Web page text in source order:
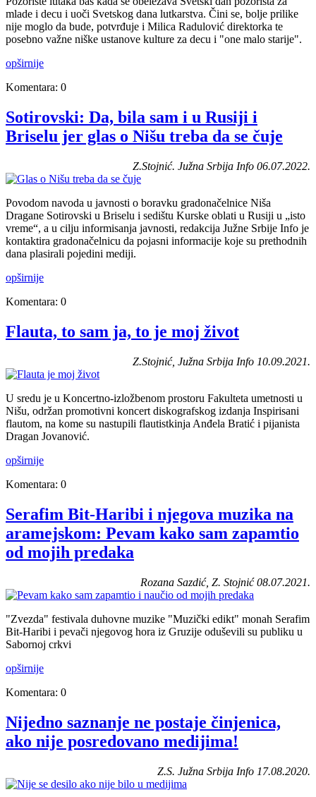
mlade i decu i uoči Svetskog dana lutkarstva. Čini se, bolje prilike
nije moglo da bude, potvrđuje i Milica Radulović direktorka te
posebno važne niške ustanove kulture za decu i "one malo starije".
opširnije
Komentara: 0
Sotirovski: Da, bila sam i u Rusiji i
Briselu jer glas o Nišu treba da se čuje
Z.Stojnić. Južna Srbija Info 06.07.2022.
Povodom navoda u javnosti o boravku gradonačelnice Niša
Dragane Sotirovski u Briselu i sedištu Kurske oblati u Rusiji u „isto
vreme“, a u cilju informisanja javnosti, redakcija Južne Srbije Info je
kontaktira gradonačelnicu da pojasni informacije koje su prethodnih
dana plasirali pojedini mediji.
opširnije
Komentara: 0
Flauta, to sam ja, to je moj život
Z.Stojnić, Južna Srbija Info 10.09.2021.
U sredu je u Koncertno-izložbenom prostoru Fakulteta umetnosti u
Nišu, održan promotivni koncert diskografskog izdanja Inspirisani
flautom, na kome su nastupili flautistkinja Anđela Bratić i pijanista
Dragan Jovanović.
opširnije
Komentara: 0
Serafim Bit-Haribi i njegova muzika na
aramejskom: Pevam kako sam zapamtio
od mojih predaka
Rozana Sazdić, Z. Stojnić 08.07.2021.
"Zvezda" festivala duhovne muzike "Muzički edikt" monah Serafim
Bit-Haribi i pevači njegovog hora iz Gruzije oduševili su publiku u
Sabornoj crkvi
opširnije
Komentara: 0
Nijedno saznanje ne postaje činjenica,
ako nije posredovano medijima!
Z.S. Južna Srbija Info 17.08.2020.